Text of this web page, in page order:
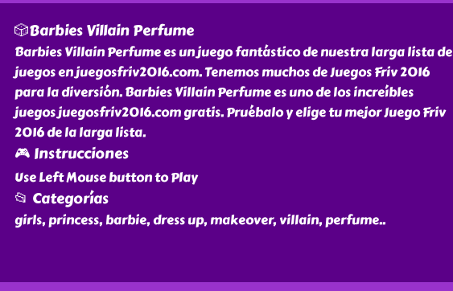
🎲Barbies Villain Perfume
Barbies Villain Perfume es un juego fantástico de nuestra larga lista de
juegos en juegosfriv2016.com. Tenemos muchos de Juegos Friv 2016
para la diversión. Barbies Villain Perfume es uno de los increíbles
juegos juegosfriv2016.com gratis. Pruébalo y elige tu mejor Juego Friv
2016 de la larga lista.
🎮 Instrucciones
Use Left Mouse button to Play
📂 Categorías
girls, princess, barbie, dress up, makeover, villain, perfume..